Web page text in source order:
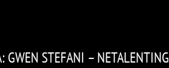
GWEN STEFANI –